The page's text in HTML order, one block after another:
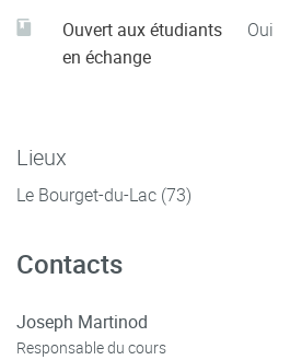
Ouvert aux étudiants
en échange
Oui
Lieux
Le Bourget-du-Lac (73)
Contacts
Joseph Martinod
Responsable du cours